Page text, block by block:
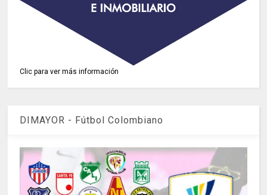
Clic para ver más información
DIMAYOR - Fútbol Colombiano